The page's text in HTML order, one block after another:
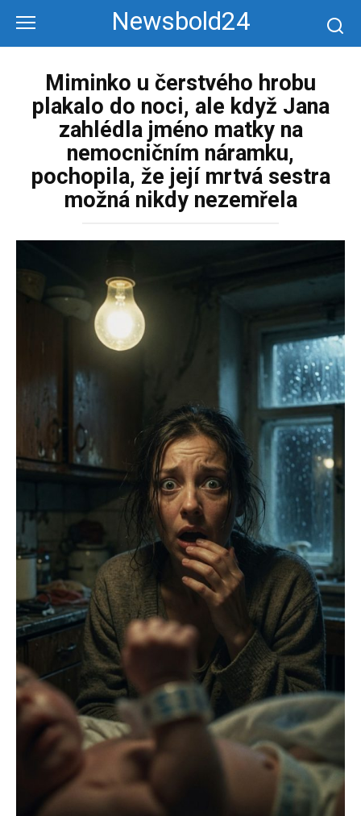
контенту
Newsbold24
Miminko u čerstvého hrobu
plakalo do noci, ale když Jana
zahlédla jméno matky na
nemocničním náramku,
pochopila, že její mrtvá sestra
možná nikdy nezemřela